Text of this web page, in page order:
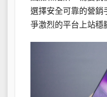
選擇安全可靠的營銷
爭激烈的平台上站穩